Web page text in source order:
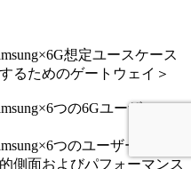
想定ユースケース
るためのゲートウェイ＞
つの6Gユーザーア
つのユーザーアプリ
側面およびパフォーマンス